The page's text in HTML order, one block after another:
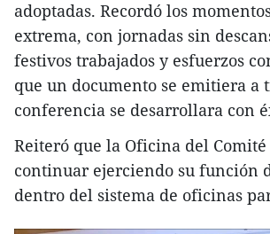
adoptadas. Recordó los
extrema, con jornadas sin
festivos trabajados y esfuerzos
que un documento se emitiera a
conferencia se desarrollara con
Reiteró que la Oficina del
continuar ejerciendo su función
dentro del sistema de oficinas